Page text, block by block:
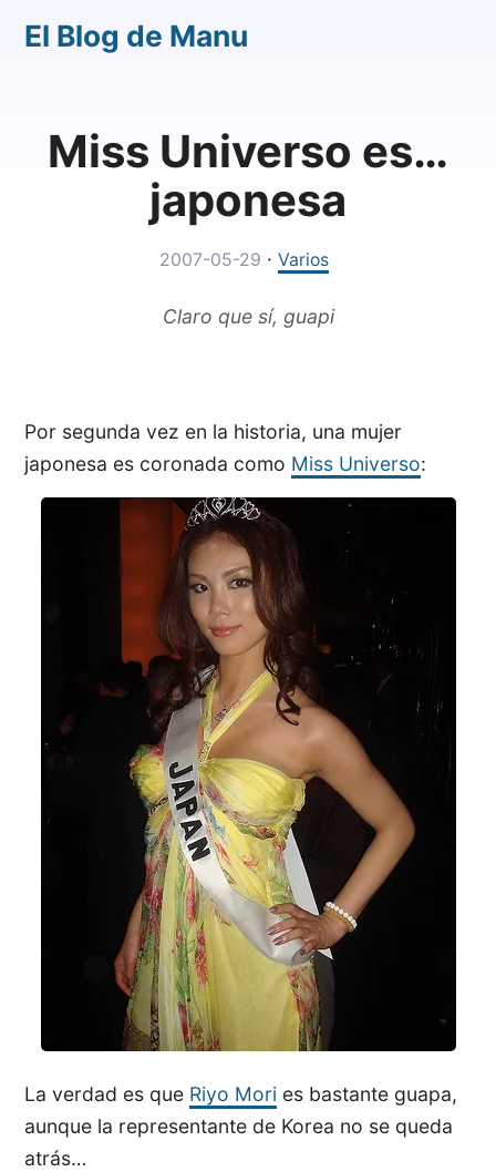
El Blog de Manu
Miss Universo es…
japonesa
2007-05-29 ·Varios
Claro que sí, guapi
Por segunda vez en la historia, una mujer
japonesa es coronada como Miss Universo:
La verdad es que Riyo Mori es bastante guapa,
aunque la representante de Korea no se queda
atrás…